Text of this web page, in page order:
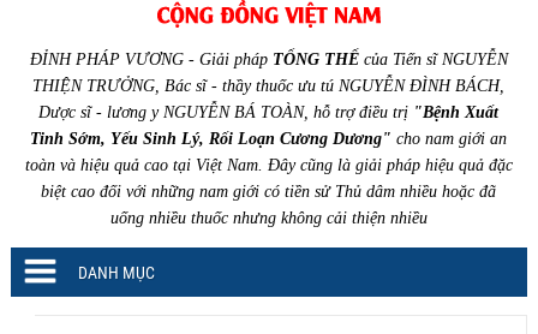
ĐỈNH PHÁP VƯƠNG - Giải pháp TỔNG THỂcủa Tiến sĩ NGUYỄN
THIỆN TRƯỞNG, Bác sĩ - thầy thuốc ưu tú NGUYỄN ĐÌNH BÁCH,
Dược sĩ - lương y NGUYỄN BÁ TOÀN, hỗ trợ điều trị "Bệnh Xuất
Tinh Sớm, Yếu Sinh Lý, Rối Loạn Cương Dương" cho nam giới an
toàn và hiệu quả cao tại Việt Nam. Đây cũng là giải pháp hiệu quả đặc
biệt cao đối với những nam giới có tiền sử Thủ dâm nhiều hoặc đã
uống nhiều thuốc nhưng không cải thiện nhiều
DANH MỤC